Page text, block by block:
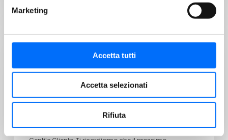
Marketing
Accetta tutti
Accetta selezionati
Rifiuta
Raccolta mobile dei rifiuti pericolosi